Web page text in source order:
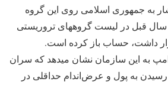
به جمهوری اسلامی روی این گروه
خشونت‌طلب که تا چند سال قبل در لیست گروه‎های تروریستی
نزدیکی آشکار دولت ترامپ به این سازمان نشان می‎دهد که سران
رسیدن به پول و عرض‌اندام حداقلی در